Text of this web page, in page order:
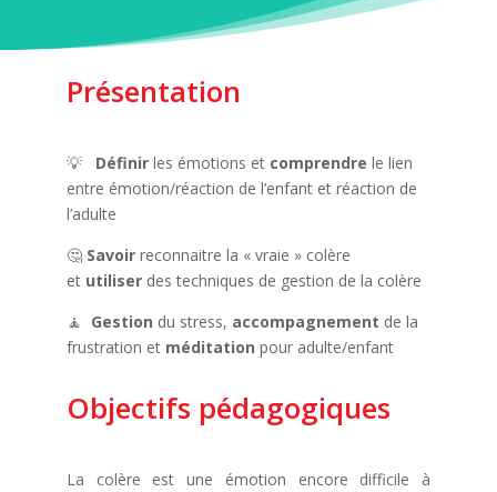
Présentation
💡 Définirles émotions et comprendre le lien
entre émotion/réaction de l’enfant et réaction de
l’adulte
🤔 Savoir reconnaitre la « vraie » colère
et utiliserdes techniques de gestion de la colère
🧘 Gestion du stress, accompagnement de la
frustration et méditation pour adulte/enfant
Objectifs pédagogiques
La colère est une émotion encore difficile à